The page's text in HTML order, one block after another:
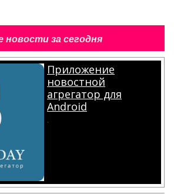
новости за сегодня
Приложение
новостной
агрегатор для
Android
.